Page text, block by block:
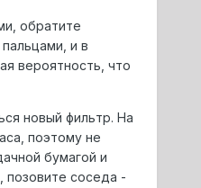
обратите
и в
вероятность, что
новый фильтр. На
поэтому не
бумагой и
позовите соседа -